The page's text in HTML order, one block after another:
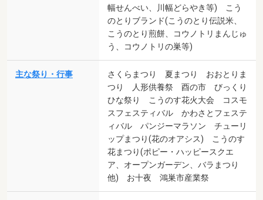
幅せんべい、川幅どらやき等) こう
のとりブランド(こうのとり伝説米、
こうのとり煎餅、コウノトリまんじゅ
う、コウノトリの巣等)
主な祭り・行事
さくらまつり 夏まつり おおとりま
つり 人形供養祭 酉の市 びっくり
ひな祭り こうのす花火大会 コスモ
スフェスティバル かわさとフェステ
ィバル パンジーマラソン チューリ
ップまつり(花のオアシス) こうのす
花まつり(ポピー・ハッピースクエ
ア、オープンガーデン、バラまつり
他) お十夜 鴻巣市産業祭